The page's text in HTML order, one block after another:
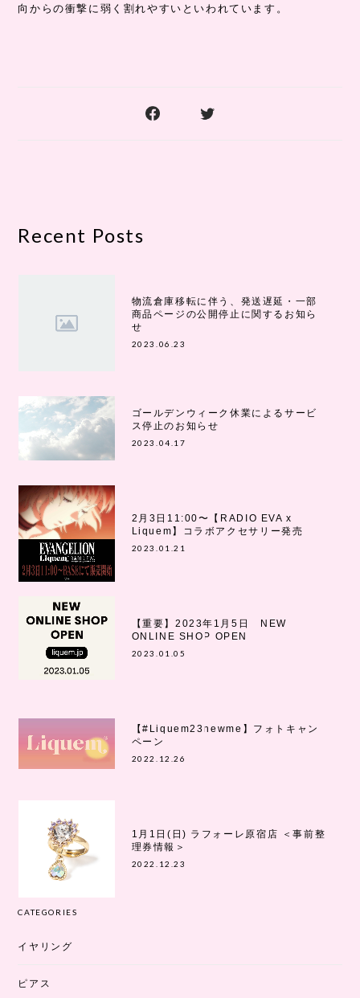
向からの衝撃に弱く割れやすいといわれています。
Recent Posts
物流倉庫移転に伴う、発送遅延・一部
商品ページの公開停止に関するお知ら
せ
2023.06.23
ゴールデンウィーク休業によるサービ
ス停止のお知らせ
2023.04.17
2月3日11:00〜【RADIO EVA x
Liquem】コラボアクセサリー発売
2023.01.21
【重要】2023年1月5日 NEW
ONLINE SHOP OPEN
2023.01.05
【#Liquem23newme】フォトキャン
ペーン
2022.12.26
1月1日(日) ラフォーレ原宿店 ＜事前整
理券情報＞
2022.12.23
CATEGORIES
イヤリング
ピアス